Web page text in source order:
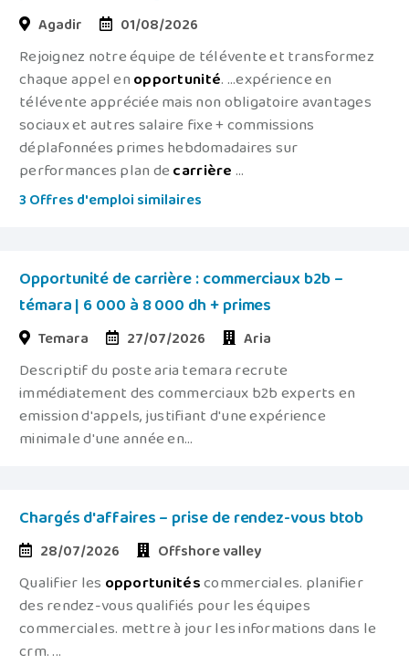
Agadir 01/08/2026
Rejoignez notre équipe de télévente et transformez
chaque appel enopportunité. ...expérience en
télévente appréciée mais non obligatoire avantages
sociaux et autres salaire fixe + commissions
déplafonnées primes hebdomadaires sur
performances plan decarrière ...
3 Offres d'emploi similaires
Opportunité de carrière : commerciaux b2b –
témara | 6 000 à 8 000 dh + primes
Temara 27/07/2026 Aria
Descriptif du poste aria temara recrute
immédiatement des commerciaux b2b experts en
emission d'appels, justifiant d'une expérience
minimale d'une année en...
Chargés d'affaires – prise de rendez-vous btob
28/07/2026 Offshore valley
Qualifier les opportunitéscommerciales. planifier
des rendez-vous qualifiés pour les équipes
commerciales. mettre à jour les informations dans le
crm. ...